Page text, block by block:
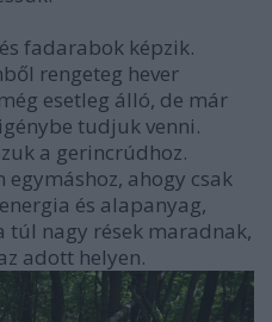
fadarabok képzik.
rengeteg hever
esetleg álló, de már
tudjuk venni.
a gerincrúdhoz.
egymáshoz, ahogy csak
és alapanyag,
túl nagy rések maradnak,
adott helyen.